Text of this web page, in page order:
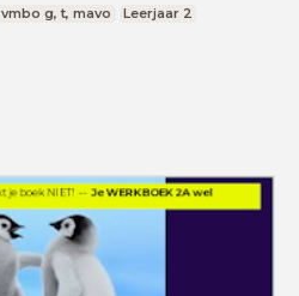
vmbo g, t, mavo Leerjaar 2